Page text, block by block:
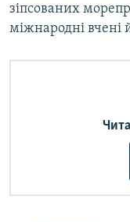
зіпсованих
міжнародні вчені